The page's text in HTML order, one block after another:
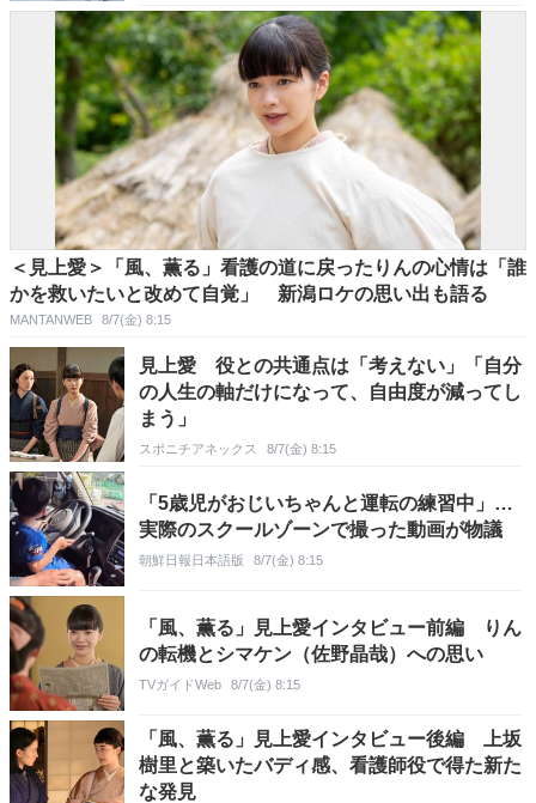
＜見上愛＞「風、薫る」看護の道に戻ったりんの心情は「誰
かを救いたいと改めて自覚」 新潟ロケの思い出も語る
MANTANWEB 8/7(金) 8:15
見上愛 役との共通点は「考えない」「自分
の人生の軸だけになって、自由度が減ってし
まう」
スポニチアネックス 8/7(金) 8:15
「5歳児がおじいちゃんと運転の練習中」…
実際のスクールゾーンで撮った動画が物議
朝鮮日報日本語版 8/7(金) 8:15
「風、薫る」見上愛インタビュー前編 りん
の転機とシマケン（佐野晶哉）への思い
TVガイドWeb 8/7(金) 8:15
「風、薫る」見上愛インタビュー後編 上坂
樹里と築いたバディ感、看護師役で得た新た
な発見